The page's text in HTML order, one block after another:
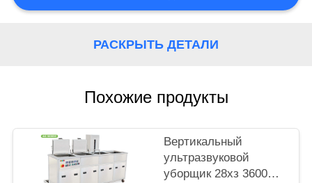
PRIVACY
РАСКРЫТЬ ДЕТАЛИ
Похожие продукты
Вертикальный
ультразвуковой
уборщик 28хз 3600В